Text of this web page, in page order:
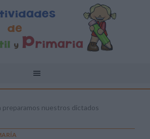
preparamos nuestros dictados